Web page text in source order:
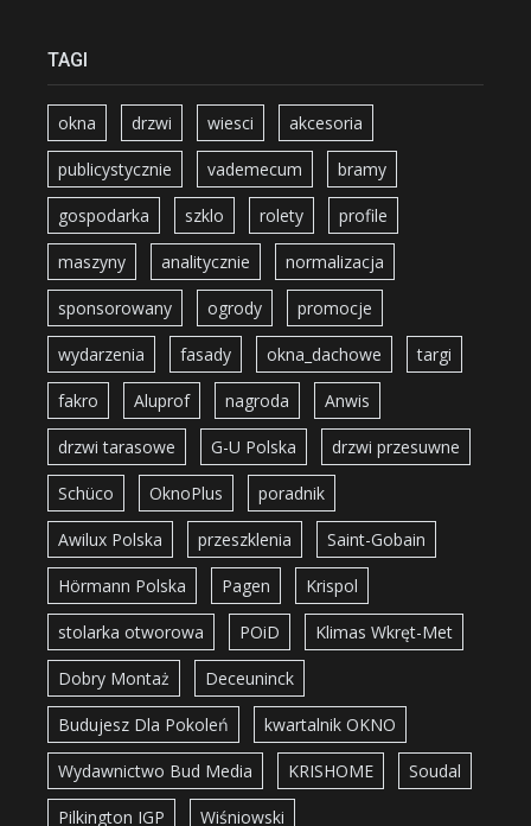
TAGI
okna drzwi wiesci akcesoria
publicystycznie vademecum bramy
gospodarka szklo rolety profile
maszyny analitycznie normalizacja
sponsorowany ogrody promocje
wydarzenia fasady okna_dachowe targi
fakro Aluprof nagroda Anwis
drzwi tarasowe G-U Polska drzwi przesuwne
Schüco OknoPlus poradnik
Awilux Polska przeszklenia Saint-Gobain
Hörmann Polska Pagen Krispol
stolarka otworowa POiD Klimas Wkręt-Met
Dobry Montaż Deceuninck
Budujesz Dla Pokoleń kwartalnik OKNO
Wydawnictwo Bud Media KRISHOME Soudal
Pilkington IGP Wiśniowski